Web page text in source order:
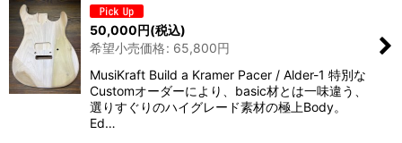
50,000円(税込)
希望小売価格: 65,800円
MusiKraft Build a Kramer Pacer / Alder-1 特別な
Customオーダーにより、basic材とは一味違う、
選りすぐりのハイグレード素材の極上Body。
Ed…